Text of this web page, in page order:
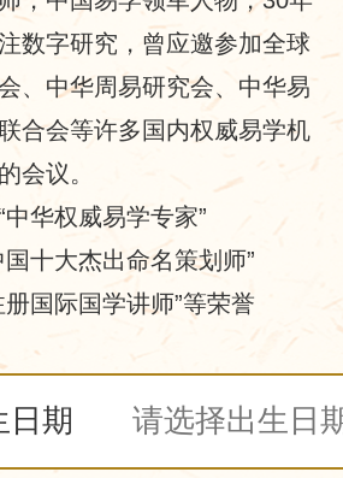
数字研究，曾应邀参加全球
、中华周易研究会、中华易
合会等许多国内权威易学机
会议。
中华权威易学专家”
国十大杰出命名策划师”
册国际国学讲师”等荣誉
日期